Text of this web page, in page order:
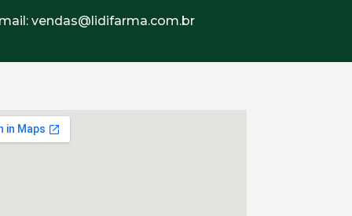
vendas@lidifarma.com.br